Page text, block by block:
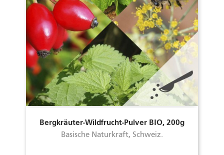
Bergkräuter-Wildfrucht-Pulver BIO, 200g
Basische Naturkraft, Schweiz.